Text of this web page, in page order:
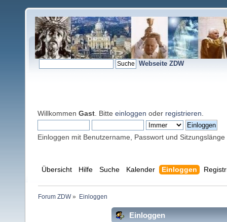
Webseite ZDW
Willkommen Gast . Bitte einloggen oder registrieren
Einloggen mit Benutzername, Passwort und Sitzungslänge
Übersicht Hilfe Suche Kalender Einloggen
Forum ZDW» Einloggen
Einloggen